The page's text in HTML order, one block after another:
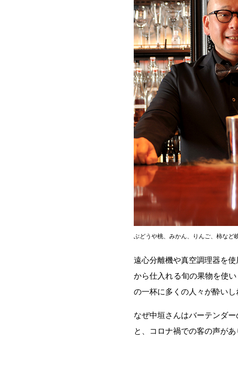
ぶどうや桃、みかん、りんご、柿など
遠心分離機や真空調理器を
から仕入れる旬の果物を使
の一杯に多くの人々が酔いし
なぜ中垣さんはバーテンダ
と、コロナ禍での客の声があ